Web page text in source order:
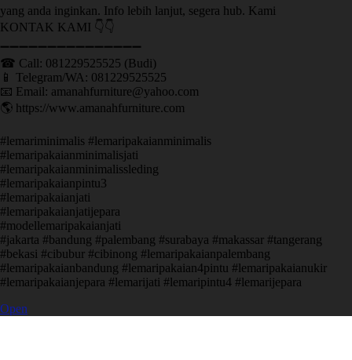
yang anda inginkan. Info lebih lanjut, segera hub. Kami
KONTAK KAMI 👇👇
➖➖➖➖➖➖➖➖➖➖➖➖➖➖➖ ㅤ
☎ Call: 081229525525 (Budi)
📱 Telegram/WA: 081229525525
📧 Email: amanahfurniture@yahoo.com
🌎 https://www.amanahfurniture.com
#lemariminimalis #lemaripakaianminimalis
#lemaripakaianminimalisjati
#lemaripakaianminimalissleding
#lemaripakaianpintu3
#lemaripakaianjati
#lemaripakaianjatijepara
#modellemaripakaianjati
#jakarta #bandung #palembang #surabaya #makassar #tangerang
#bekasi #cibubur #cibinong #lemaripakaianpalembang
#lemaripakaianbandung #lemaripakaian4pintu #lemaripakaianukir
#lemaripakaianjepara #lemarijati #lemaripintu4 #lemarijepara
Open